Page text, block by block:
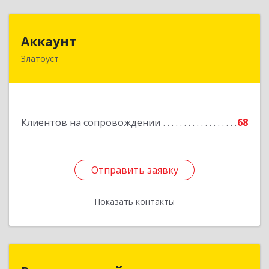
Аккаунт
Златоуст
Клиентов на сопровождении 68
Отправить заявку
Показать контакты
456200, Челябинская обл, Златоуст г, 40-летия
Отправить заявку
Назад
Региональный центр